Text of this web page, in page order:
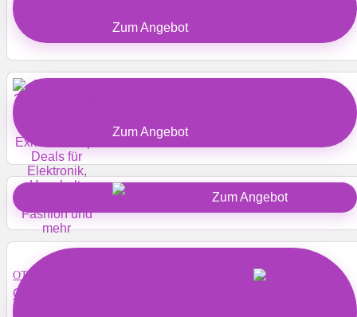
Zum Angebot
Amazon Prime Day 2025: Die Top-Deals aus allen
Zum Angebot
OTTO Sommer Sale
Otto
Zum Angebot